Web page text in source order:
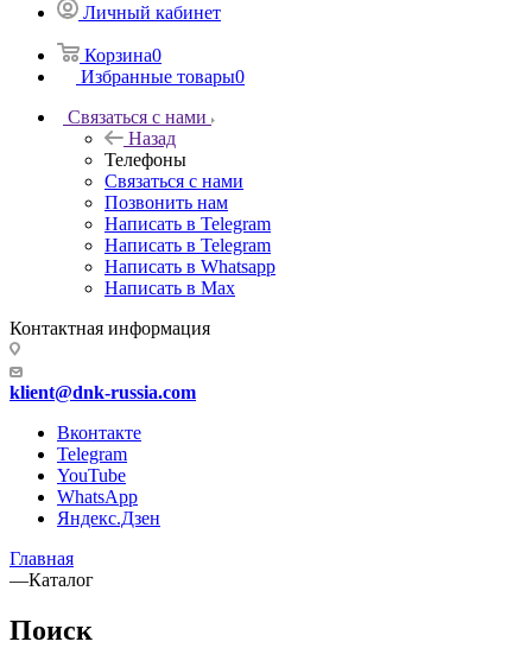
Личный кабинет
Корзина0
Избранные товары0
Связаться с нами
Назад
Телефоны
Связаться с нами
Позвонить нам
Написать в Telegram
Написать в Telegram
Написать в Whatsapp
Написать в Max
Контактная информация
klient@dnk-russia.com
Вконтакте
Telegram
YouTube
WhatsApp
Яндекс.Дзен
Главная
—Каталог
Поиск